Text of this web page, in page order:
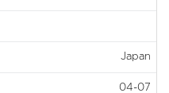
Japan
04-07